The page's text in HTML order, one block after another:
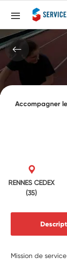
Accompagner
RENNES CEDEX
(35)
Mission de